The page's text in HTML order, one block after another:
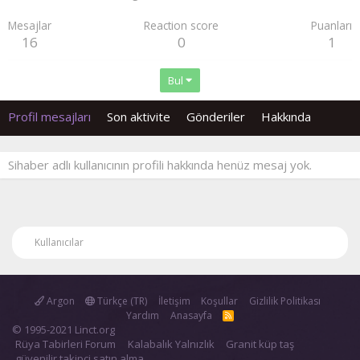
Mesajlar
16
Reaction score
0
Puanları
1
Bul
Profil mesajları Son aktivite Gönderiler Hakkında
Sihaber adlı kullanıcının profili hakkında henüz mesaj yok.
Kullanıcılar
Argon Türkçe (TR) İletişim Koşullar
Gizlilik Politikası
Yardım
Anasayfa
R
S
© 1995-2021 Linct.org
Rüya Tabirleri Forum
Kalabalık Yalnızlık
Granit küp taş